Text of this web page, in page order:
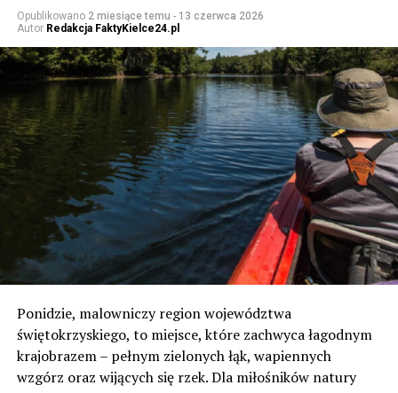
Opublikowano 2 miesiące temu - 13 czerwca 2026
Autor Redakcja FaktyKielce24.pl
Ponidzie, malowniczy region województwa
świętokrzyskiego, to miejsce, które zachwyca łagodnym
krajobrazem – pełnym zielonych łąk, wapiennych
wzgórz oraz wijących się rzek. Dla miłośników natury